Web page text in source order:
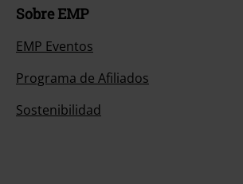
Sobre EMP
EMP Eventos
Programa de Afiliados
Sostenibilidad